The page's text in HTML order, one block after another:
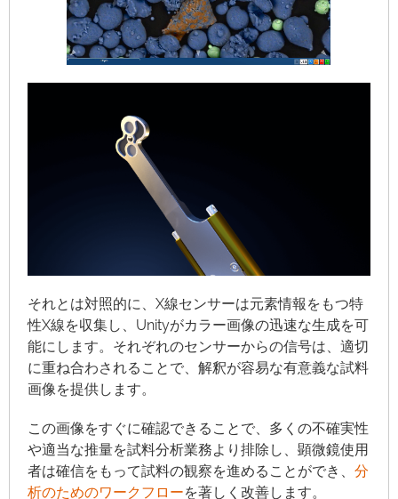
Unmute Loaded
0%
Progress:
0%
Subtitles
それとは対照的に、X線センサーは元素情報をもつ特
性X線を収集し、Unityがカラー画像の迅速な生成を可
能にします。それぞれのセンサーからの信号は、適切
に重ね合わされることで、解釈が容易な有意義な試料
画像を提供します。
この画像をすぐに確認できることで、多くの不確実性
や適当な推量を試料分析業務より排除し、顕微鏡使用
者は確信をもって試料の観察を進めることができ、 分
析のためのワークフローを著しく改善します。